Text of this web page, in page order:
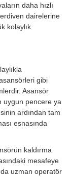
daha hızlı
dairelerine
kolaylık
gibi
Asansör
uygun pencere ya
ardından tam
esnasında
kaldırma
mesafeye
uzman operatör